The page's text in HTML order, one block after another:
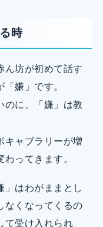
時
ん坊が初めて話す
嫌」です。
のに、「嫌」は教
キャブラリーが増
ってきます。
」はわがままとし
なくなってくるの
て受け入れられ